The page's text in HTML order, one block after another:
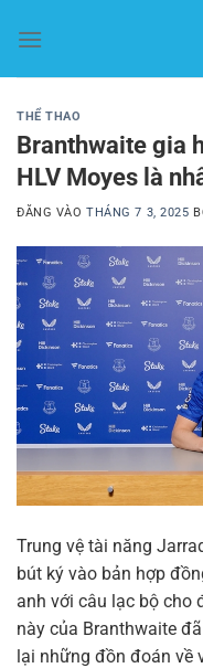
qua
THỂ THAO
Branthwaite gia
HLV Moyes là
ĐĂNG VÀOTHÁNG 7 3, 2025
Trung vệ tài năng
bút ký vào bản hợp
anh với câu lạc bộ cho
này của Branthwaite
lại những đồn đoán về